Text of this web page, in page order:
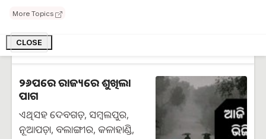
More Topics
CLOSE
ଥିବାରୁ ଏହା ଉଚ୍ଚ ରକ୍ତଚାପ ହ୍ରାସ
କରିବାରେ ସାହାଯ୍ୟ କରିଥାଏ…
୨୬ପରେ ରାଜ୍ୟରେ ଶୁଖିଲା
ପାଗ
ଏଥିସହ ଦେବଗଡ଼, ସମ୍ବଲପୁର,
ନୂଆପଡ଼ା, ବଲାଙ୍ଗୀର, କଳାହାଣ୍ଡି,